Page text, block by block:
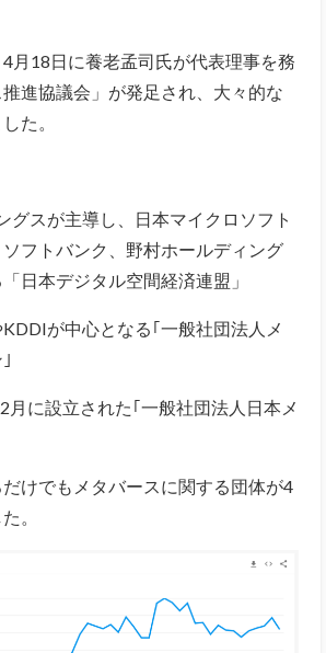
月18日に養老孟司氏が代表理事を務
進協議会」が発足され、大々的な
た。
グスが主導し、日本マイクロソフト
フトバンク、野村ホールディング
日本デジタル空間経済連盟」
KDDIが中心となる｢一般社団法人メ
月に設立された｢一般社団法人日本メ
けでもメタバースに関する団体が4
。